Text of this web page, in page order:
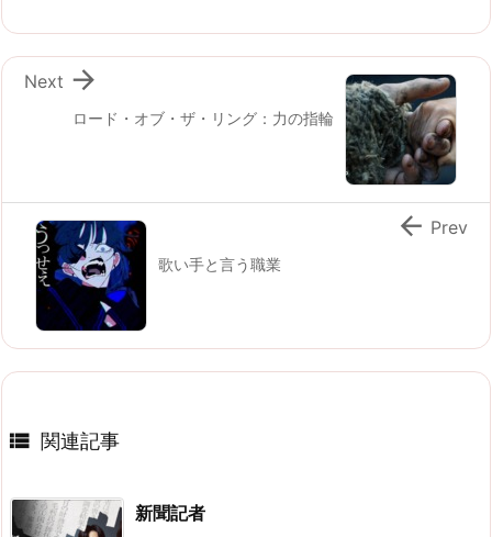
ロード・オブ・ザ・リング：力の指輪

Next
歌い手と言う職業
 Prev
 関連記事
新聞記者